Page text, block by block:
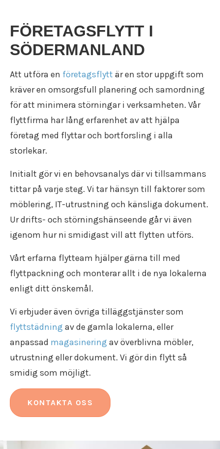
FÖRETAGSFLYTT I
SÖDERMANLAND
Att utföra en företagsflytt är en stor uppgift som
kräver en omsorgsfull planering och samordning
för att minimera störningar i verksamheten. Vår
flyttfirma har lång erfarenhet av att hjälpa
företag med flyttar och bortforsling i alla
storlekar.
Initialt gör vi en behovsanalys där vi tillsammans
tittar på varje steg. Vi tar hänsyn till faktorer som
möblering, IT-utrustning och känsliga dokument.
Ur drifts- och störningshänseende går vi även
igenom hur ni smidigast vill att flytten utförs.
Vårt erfarna flytteam hjälper gärna till med
flyttpackning och monterar allt i de nya lokalerna
enligt ditt önskemål.
Vi erbjuder även övriga tilläggstjänster som
flyttstädning av de gamla lokalerna, eller
anpassad magasinering av överblivna möbler,
utrustning eller dokument. Vi gör din flytt så
smidig som möjligt.
KONTAKTA OSS